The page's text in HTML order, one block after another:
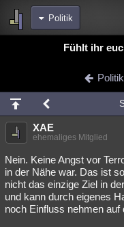
Politik
Chat Wiki
meine Rubriken
Menschen
Spiritualität
Natur Umfragen
weitere Rubriken
Fühlt ihr
Politik
XAE
ehemaliges Mitglied
Nein. Keine Angst vor
in der Nähe war. Das ist
nicht das einzige Ziel in
und kann durch eigenes
noch Einfluss nehmen auf